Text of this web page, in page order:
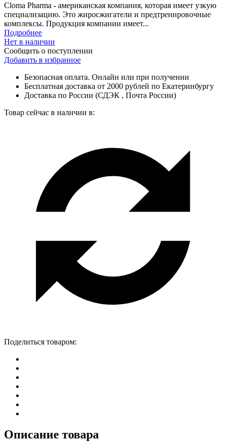
Cloma Pharma - американская компания, которая имеет узкую
специализацию. Это жиросжигатели и предтренировочные
комплексы. Продукция компании имеет...
Подробнее
Нет в наличии
Сообщить о поступлении
Добавить в избранное
Безопасная оплата. Онлайн или при получении
Бесплатная доставка от 2000 рублей по Екатеринбургу
Доставка по России (СДЭК , Почта России)
Товар сейчас в наличии в:
Поделиться товаром:
Описание товара